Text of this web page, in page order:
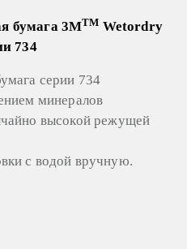
бумага 3MTM Wetordry
734
серии 734
минералов
высокой режущей
с водой вручную.